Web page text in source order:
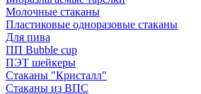
Молочные стаканы
Пластиковые одноразовые стаканы
Для пива
ПП Bubble cup
ПЭТ шейкеры
Стаканы "Кристалл"
Стаканы из ВПС